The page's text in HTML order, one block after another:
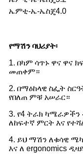
ኤምቲ-ኤ-ኤስጄ4.0
የማሽን ባህሪያት፡
1. በካም ሳጥኑ ዋና ዋና
መጠቀም።
2. በማዕከላዊ ስፌት
የበለጠ ምቹ አሠራር።
3. የ4 ትራክ ካሜራዎችን
ለከፍተኛ ምርት እና
4. ይህ ማሽን ለቁሳዊ
እና ለ ergonomics